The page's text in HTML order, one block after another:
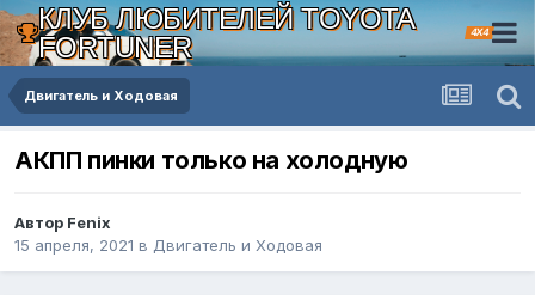
КЛУБ ЛЮБИТЕЛЕЙ TOYOTA
FORTUNER
4X4
Двигатель и Ходовая
АКПП пинки только на холодную
Автор Fenix
15 апреля, 2021 в Двигатель и Ходовая